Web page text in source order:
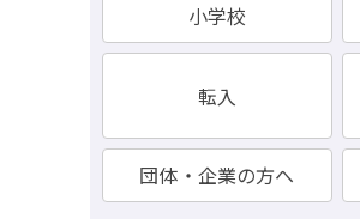
小学校
転入
団体・企業の方へ